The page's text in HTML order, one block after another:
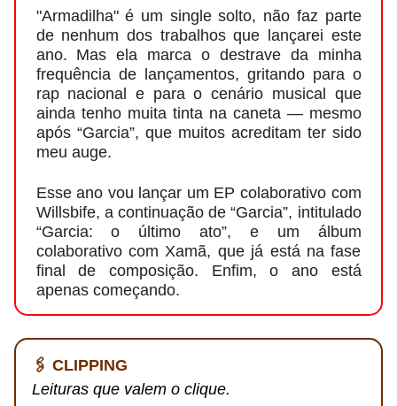
"Armadilha" é um single solto, não faz parte
de nenhum dos trabalhos que lançarei este
ano. Mas ela marca o destrave da minha
frequência de lançamentos, gritando para o
rap nacional e para o cenário musical que
ainda tenho muita tinta na caneta — mesmo
após “Garcia”, que muitos acreditam ter sido
meu auge.
Esse ano vou lançar um EP colaborativo com
Willsbife, a continuação de “Garcia”, intitulado
“Garcia: o último ato”, e um álbum
colaborativo com Xamã, que já está na fase
final de composição. Enfim, o ano está
apenas começando.
🖇️ CLIPPING
Leituras que valem o clique.